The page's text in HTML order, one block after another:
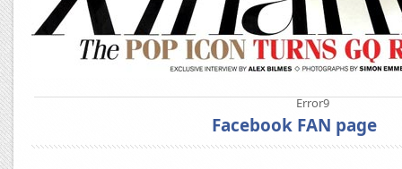
Facebook FAN page
Error9